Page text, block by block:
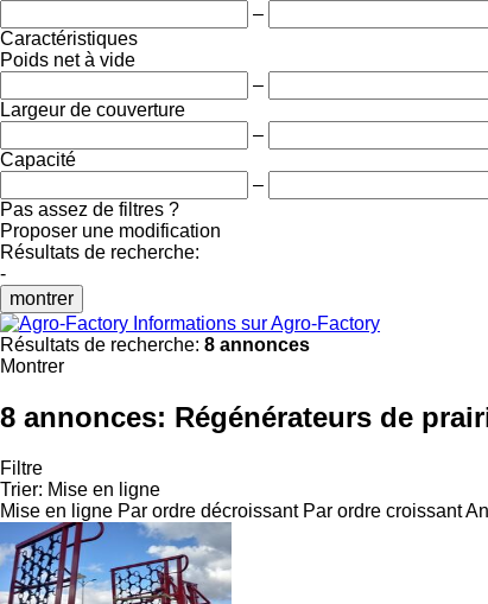
–
Caractéristiques
Poids net à vide
–
Largeur de couverture
–
Capacité
–
Pas assez de filtres ?
Proposer une modification
Résultats de recherche:
-
montrer
Informations sur Agro-Factory
Résultats de recherche: 8 annonces
Montrer
8 annonces: Régénérateurs de
Filtre
Trier: Mise en ligne
Mise en ligne Par ordre décroissant Par ordre croissant